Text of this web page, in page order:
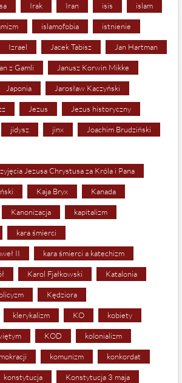
Irak Iran isis islam
islamofobia istnienie
Izrael Jacek Tabisz Jan Hartman
z Gamli Janusz Korwin Mikke
Japonia Jarosław Kaczyński
Jezus Jezus historyczny
jidysz jinx Joachim Brudziński
Jezusa Chrystusa za Króla i Pana
Kaja Bryx Kanada
Kanonizacja kapitalizm
kara śmierci
II kara śmierci a katechizm
Karol Fjałkowski Katalonia
Kędziora
klerykalizm KO kobiety
KOD kolonializm
komunizm konkordat
konstytucja Konstytucja 3 maja